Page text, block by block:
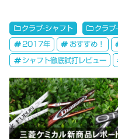
クラブ-シャフト クラブ
2017年 おすすめ！
シャフト徹底試打レビュー